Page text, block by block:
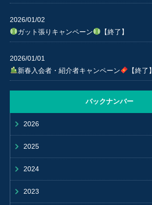
2026/01/02
ガット張りキャンペーン
【終了】
2026/01/01
新春入会者・紹介者キャンペーン
【終了】
バックナンバー
2026
2025
2024
2023